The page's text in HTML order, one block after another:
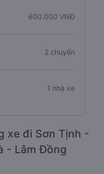
600.000 VNĐ
2 chuyến
1 nhà xe
xe đi Sơn Tịnh -
- Lâm Đồng